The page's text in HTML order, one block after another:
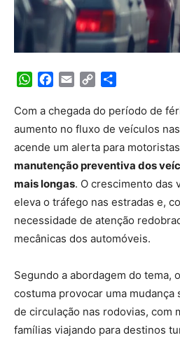
WhatsApp
Facebook
Email Copy
Com a chegada do período de
aumento no fluxo de veículos
acende um alerta para
manutenção preventiva dos
mais longas. O crescimento das
eleva o tráfego nas estradas e,
necessidade de atenção
mecânicas dos automóveis.
Segundo a abordagem do tema,
costuma provocar uma mudança
de circulação nas rodovias, com
famílias viajando para destinos